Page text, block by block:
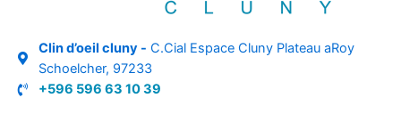
Clin d’oeil cluny - C.Cial Espace Cluny Plateau aRoy
Schoelcher, 97233
+596 596 63 10 39